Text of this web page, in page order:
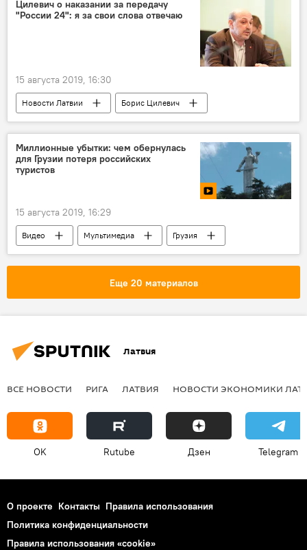
Цилевич о наказании за передачу
"России 24": я за свои слова отвечаю
15 августа 2019, 16:30
Новости Латвии
Борис Цилевич
"Россия-24"
Эгилс Левитс
Латвия
Национальный совет по электронным средствам массовой информации (НСЭСМИ)
телеканал
Миллионные убытки: чем обернулась
для Грузии потеря российских
туристов
15 августа 2019, 16:29
Видео Мультимедиа
Грузия
авиасообщение
Россия туристы
Еще 20 материалов
Латвия
ВСЕ НОВОСТИ РИГА ЛАТВИЯ НОВОСТИ ЭКОНОМИКИ
OK Rutube Дзен Telegram
О проекте Контакты Правила использования
Политика конфиденциальности
Правила использования «cookie»